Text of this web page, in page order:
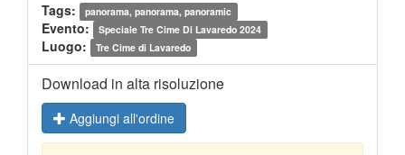
Tags: panorama, panorama, panoramic
Evento: Speciale Tre Cime Di Lavaredo 2024
Luogo: Tre Cime di Lavaredo
Download in alta risoluzione
Aggiungi all'ordine